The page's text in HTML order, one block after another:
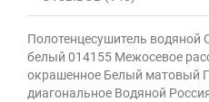
Полотенцесушитель водяной
белый 014155 Межосевое
окрашенное Белый матовый
диагональное Водяной